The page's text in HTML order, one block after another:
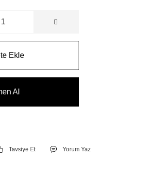
Ekle
Al
Tavsiye Et Yorum Yaz